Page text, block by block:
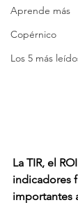
Aprende más
Copérnico
Los 5 más
La TIR, el
indicadores
importantes